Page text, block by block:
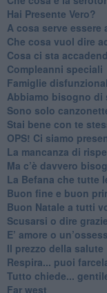
​Hai Presente Vero?
A cosa serve essere
​Che cosa vuol dire
​Cosa ci sta
​Compleanni speciali
​Famiglie
​Abbiamo bisogno di
Sono solo
​Stai bene con te
​OPS! Ci siamo
​La mancanza di
​Ma c’è davvero
​La Befana che tutte
Buon fine e buon
​Buon Natale a tutti
​Scusarsi o dire
​E’ amore o
​Il prezzo della salute
​Respira... puoi
​Tutto chiede...
​Far west